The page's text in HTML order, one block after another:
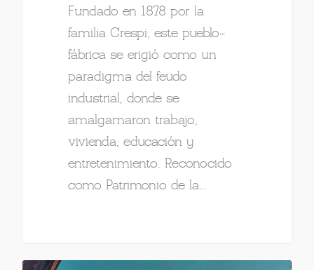
Fundado en 1878 por la
familia Crespi, este pueblo-
fábrica se erigió como un
paradigma del feudo
industrial, donde se
amalgamaron trabajo,
vivienda, educación y
entretenimiento. Reconocido
como Patrimonio de la…